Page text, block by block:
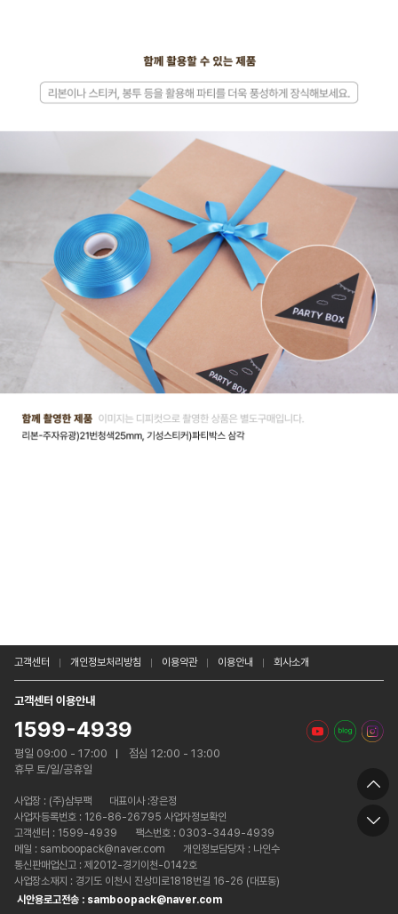
고객센터 개인정보처리방침 이용약관 이용안내 회사소개
고객센터 이용안내
1599-4939
평일 09:00 - 17:00
점심 12:00 - 13:00
휴무 토/일/공휴일
사업장 : (주)삼부팩
대표이사 :장은정
사업자등록번호 : 126-86-26795 사업자정보확인
고객센터 : 1599-4939
팩스번호 : 0303-3449-4939
메일 : samboopack@naver.com
개인정보담당자 : 나인수
통신판매업신고 : 제2012-경기이천-0142호
사업장소재지 : 경기도 이천시 진상미로1818번길 16-26 (대포동)
시안용로고전송 : samboopack@naver.com